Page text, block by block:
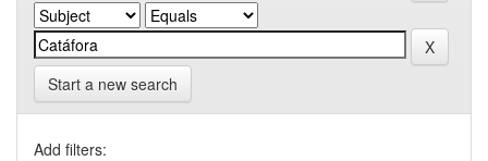
Start a new search
Add filters: